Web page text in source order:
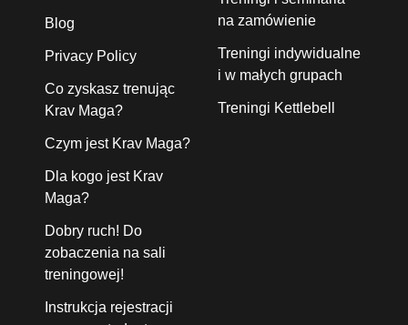
Blog
Privacy Policy
Co zyskasz trenując
Krav Maga?
Czym jest Krav Maga?
Dla kogo jest Krav
Maga?
Dobry ruch! Do
zobaczenia na sali
treningowej!
Instrukcja rejestracji
na zamówienie
Treningi indywidualne
i w małych grupach
Treningi Kettlebell